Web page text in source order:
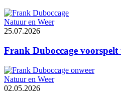
Natuur en Weer
25.07.2026
Frank Duboccage
Natuur en Weer
02.05.2026